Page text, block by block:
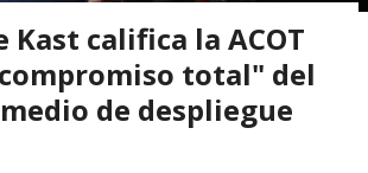
Kast califica la ACOT
total" del
de despliegue